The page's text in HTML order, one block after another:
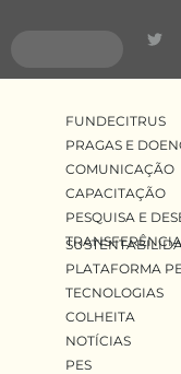
PLATAFORMA
TECNOLOGIAS
COLHEITA
NOTÍCIAS
PES
FUNDECITRUS
PRAGAS E
COMUNICAÇÃO
CAPACITAÇÃO
PESQUISA E